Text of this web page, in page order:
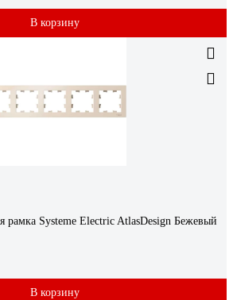
В корзину
рамка Systeme Electric AtlasDesign Бежевый
В корзину